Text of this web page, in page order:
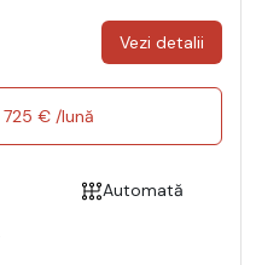
Vezi detalii
€ /lună
Automată